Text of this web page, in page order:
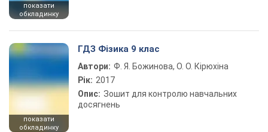
показати
обкладинку
показати
обкладинку
ГДЗ Фізика 9 клас
Автори: Ф. Я. Божинова, О. О. Кірюхіна
Рік: 2017
Опис: Зошит для контролю навчальних
досягнень